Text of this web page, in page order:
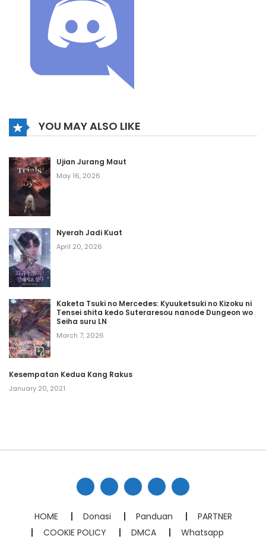
YOU MAY ALSO LIKE
Ujian Jurang Maut
May 16, 2026
Nyerah Jadi Kuat
April 20, 2026
Kaketa Tsuki no Mercedes: Kyuuketsuki no Kizoku ni
Tensei shita kedo Suteraresou nanode Dungeon wo
Seiha suru LN
March 7, 2026
Kesempatan Kedua Kang Rakus
January 20, 2021
HOME Donasi Panduan
PARTNER
COOKIE POLICY
DMCA Whatsapp